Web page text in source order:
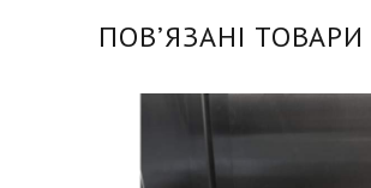
ПОВʼЯЗАНІ ТОВАРИ